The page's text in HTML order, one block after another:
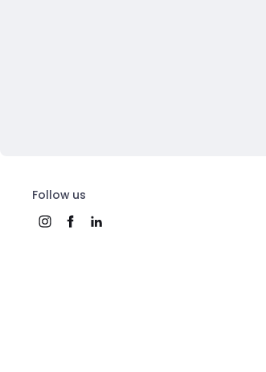
Follow us